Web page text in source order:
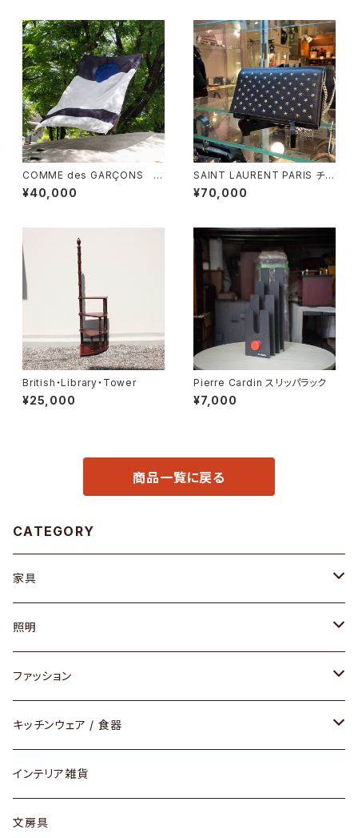
COMME des GARÇONS 一
枚布
¥40,000
SAINT LAURENT PARIS チェ
ーンショルダーウォレット
¥70,000
British・Library・Tower
¥25,000
Pierre Cardin スリッパラック
¥7,000
商品一覧に戻る
CATEGORY
家具
ソファ / ベンチ
チェア / スツール
ダイニングセット / ダイニングテーブル
ローテーブル / サイドテーブル
デスク / コンソール
照明
ペンダントライト
テーブルランプ / デスクスタンド
フロアライト
ファッション
アクセサリー
リング
ピアス / イヤリング
財布
バッグ
キッチンウェア / 食器
グラス / タンブラー
カップ / マグ
インテリア雑貨
文房具